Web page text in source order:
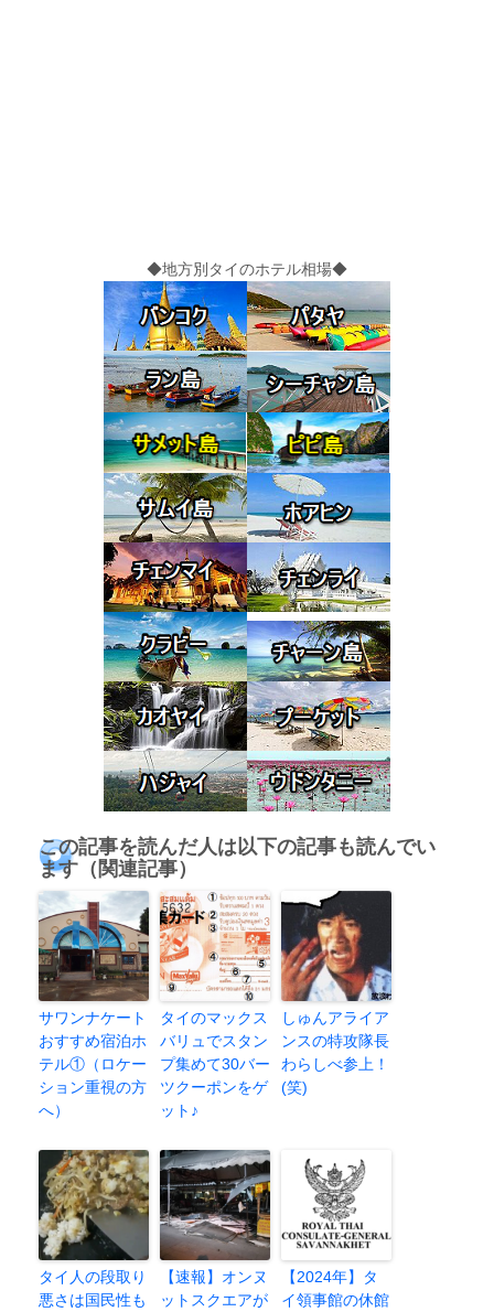
◆地方別タイのホテル相場◆
この記事を読んだ人は以下の記事も読んでい
ます（関連記事）
サワンナケート
おすすめ宿泊ホ
テル①（ロケー
ション重視の方
へ）
タイのマックス
バリュでスタン
プ集めて30バー
ツクーポンをゲ
ット♪
しゅんアライア
ンスの特攻隊長
わらしべ参上！
(笑)
タイ人の段取り
悪さは国民性も
【速報】オンヌ
ットスクエアが
【2024年】タ
イ領事館の休館